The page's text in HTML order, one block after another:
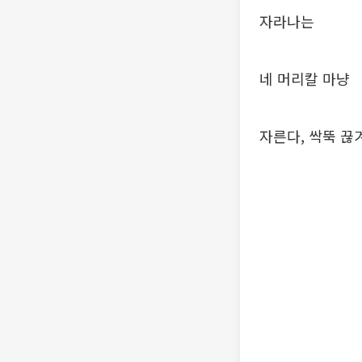
자라나는
네 머리칼 마냥
자른다, 싹뚝 끊